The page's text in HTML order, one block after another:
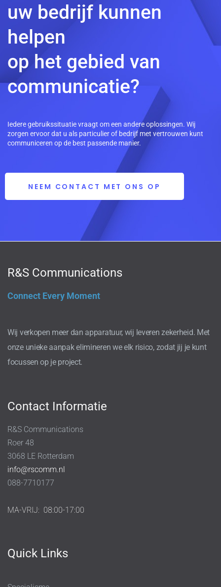
uw bedrijf kunnen
helpen
op het gebied van
communicatie?
Iedere gebruikssituatie vraagt om een andere oplossingen. Wij
zorgen ervoor dat u als particulier of bedrijf met vertrouwen kunt
communiceren op de best passende manier.
NEEM CONTACT MET ONS OP
R&S Communications
Connect Every Moment
Wij verkopen meer dan apparatuur, wij leveren zekerheid. Met
onze unieke aanpak elimineren we elk risico, zodat jij je kunt
focussen op je project.
Contact Informatie
R&S Communications
Roer 48
3068 LE Rotterdam
info@rscomm.nl
088-7710177
MA-VRIJ: 08:00-17:00
Quick Links